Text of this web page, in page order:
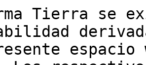
Tierra se
espacio